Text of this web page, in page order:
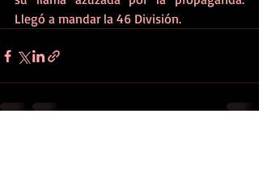
Llegó a mandar la 46 División.